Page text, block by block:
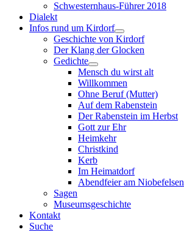
Schwesternhaus-Führer 2018
Dialekt
Infos rund um Kirdorf
Geschichte von Kirdorf
Der Klang der Glocken
Gedichte
Mensch du wirst alt
Willkommen
Ohne Beruf (Mutter)
Auf dem Rabenstein
Der Rabenstein im Herbst
Gott zur Ehr
Heimkehr
Christkind
Kerb
Im Heimatdorf
Abendfeier am Niobefelsen
Sagen
Museumsgeschichte
Kontakt
Suche